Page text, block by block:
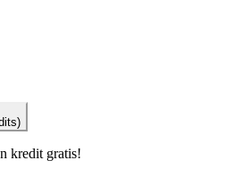
kredit gratis!